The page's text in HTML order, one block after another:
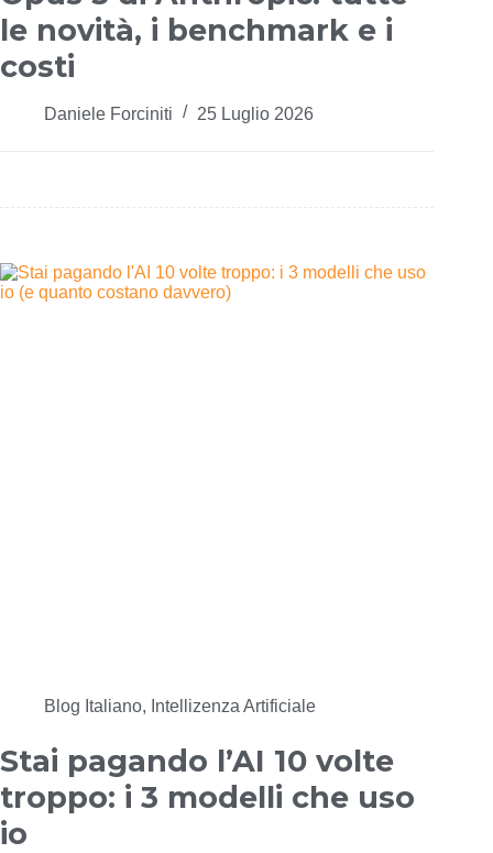
le novità, i benchmark e i
costi
Daniele Forciniti 25 Luglio 2026
Blog Italiano, Intellizenza Artificiale
Stai pagando l’AI 10 volte
troppo: i 3 modelli che uso
io